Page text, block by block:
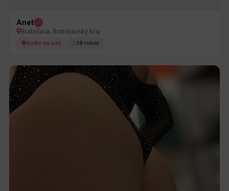
Anet
Bratislava, Bratislavský kraj
holky na sex 18 rokov